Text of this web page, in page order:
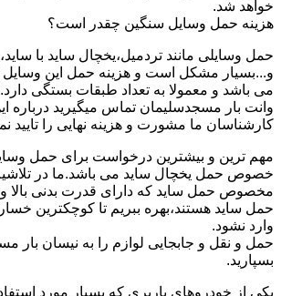
خواهد شد.
هزینه حمل وسایل سنگین چقدر است؟
حمل وسایلی مانند تردمیل،یخچال ساید با
و...بسیار مشکل است و هزینه حمل این
می باشد و معمولا به تعداد طبقات بستگی
وانت بار مسجدسلیمان تماس میگیرید درباره این
کارشناسان ما مشورت و هزینه نهایی را تایید
مهم ترین و بیشترین درخواست برای حمل
خصوص حمل یخچال ساید می باشد.ما در
مخصوص حمل ساید که دارای قدرت بدنی بالا و
حمل ساید هستند،بهره ببریم تا کوچکترین
وارد نشود.
حمل و نقل و جابجایی لوازم را به نیسان بار
بسپارید.
یکی از خودروهای باربری که بسیار مورد